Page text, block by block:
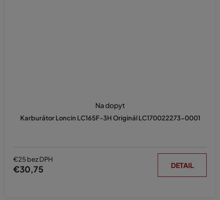
Karburátor Loncin LC165F-3H Originál LC170022273-0001
Na dopyt
€25 bez DPH
€30,75 DETAIL